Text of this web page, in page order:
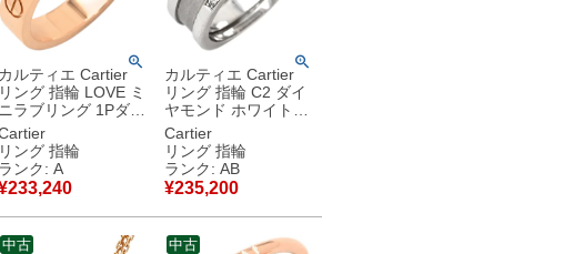
カルティエ Cartier
リング 指輪 LOVE ミ
ニラブリング 1Pダイ
ヤ ピンクゴールド
#49(JP9) スモールモ
デル LOVE Ring 750
PG 9号
B4050700 【中古】
古美品
リング 指輪
ランク: A
233,240
カルティエ Cartier
リング 指輪 C2 ダイ
ヤモンド ホワイトゴ
ールド #49 Cドゥ 2C
Au750 18K ヴィンテ
ージ 9号 B4044249
【中古】中古品
Cartier
リング 指輪
ランク: AB
¥235,200
中古 中古